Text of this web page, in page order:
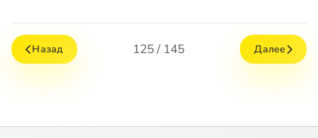
Назад 125 / 145 Далее